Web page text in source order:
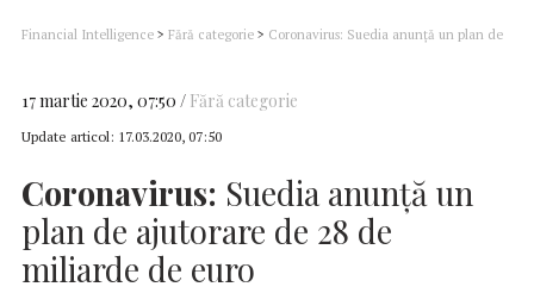
Financial Intelligence > Fără categorie > Coronavirus: Suedia anunţă un plan de
17 martie 2020, 07:50 Fără categorie
Update articol: 17.03.2020, 07:50
Coronavirus: Suedia anunţă un
plan de ajutorare de 28 de
miliarde de euro